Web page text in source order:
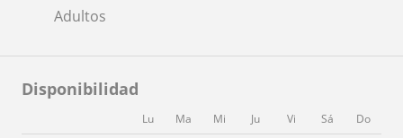
Adultos
Disponibilidad
Lu Ma Mi Ju Vi Sá Do